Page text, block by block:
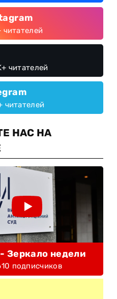
читателей
читателей
читателей
НАС НА
Зеркало недели
подписчиков